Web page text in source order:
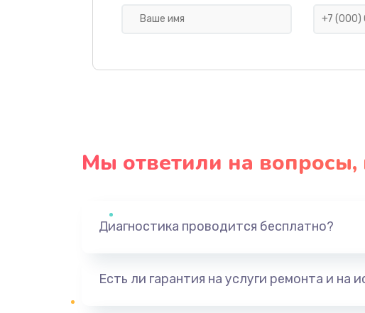
Мы ответили на
Диагностика проводится бесплатно?
Есть ли гарантия на услуги ремонта и